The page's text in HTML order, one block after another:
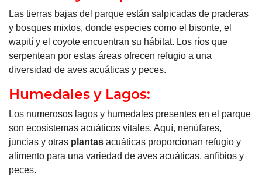
Las tierras bajas del parque están salpicadas de praderas
y bosques mixtos, donde especies como el bisonte, el
wapití y el coyote encuentran su hábitat. Los ríos que
serpentean por estas áreas ofrecen refugio a una
diversidad de aves acuáticas y peces.
Humedales y Lagos:
Los numerosos lagos y humedales presentes en el parque
son ecosistemas acuáticos vitales. Aquí, nenúfares,
juncias y otras plantas acuáticas proporcionan refugio y
alimento para una variedad de aves acuáticas, anfibios y
peces.